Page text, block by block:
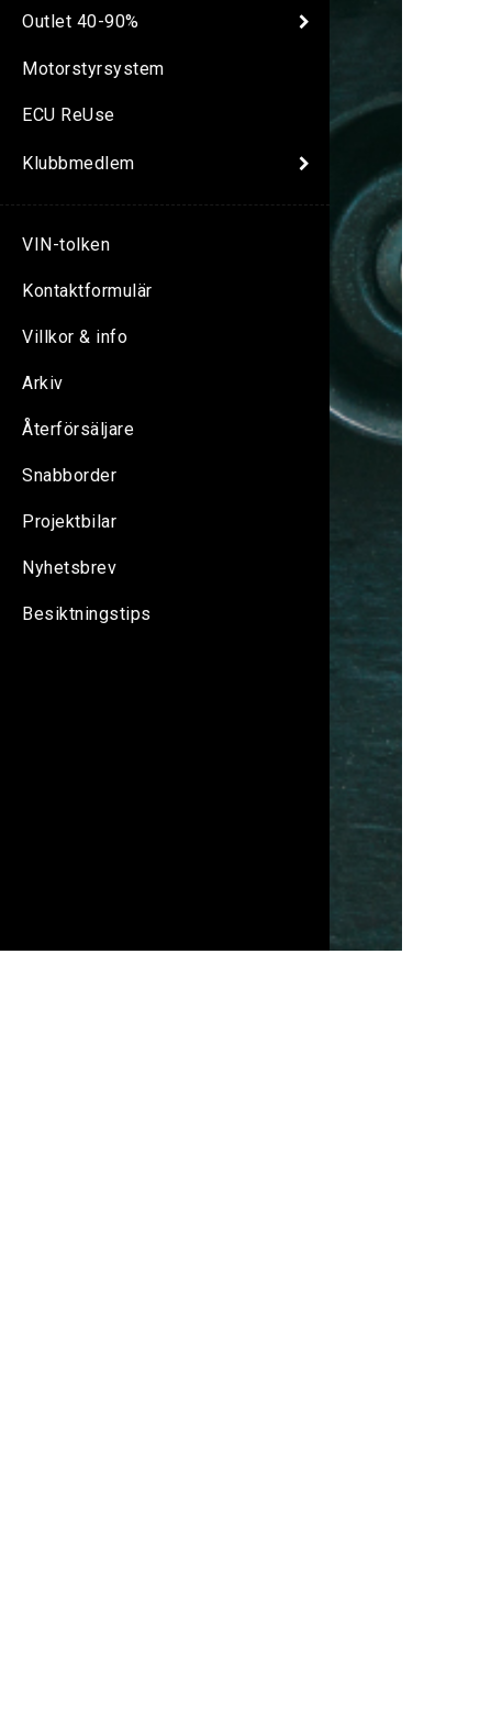
Outlet 40-90%
Motorstyrsystem
ECU ReUse
Klubbmedlem
VIN-tolken
Kontaktformulär
Villkor & info
Arkiv
Återförsäljare
Snabborder
Projektbilar
Nyhetsbrev
Besiktningstips